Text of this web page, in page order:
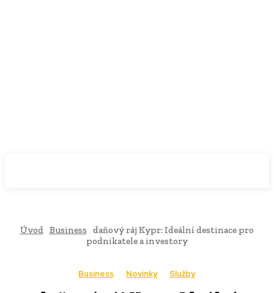
Úvod Business
daňový ráj Kypr: Ideální destinace pro
podnikatele a investory
Business Novinky Služby